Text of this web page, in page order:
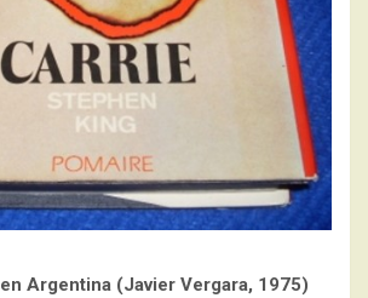
Argentina (Javier Vergara, 1975)